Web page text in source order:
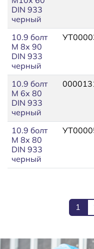
DIN 933
черный
10.9 болт
М 8х 90
DIN 933
черный
10.9 болт
М 6х 80
DIN 933
черный
10.9 болт
М 8х 80
DIN 933
черный
Нумерация 1